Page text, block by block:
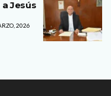
Jesús
2026